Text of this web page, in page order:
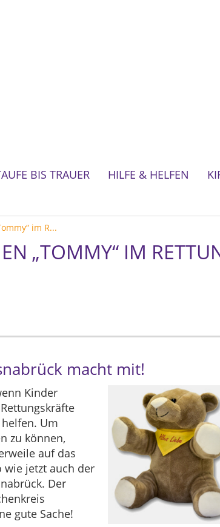
BIS TRAUER HILFE & HELFEN
im R...
„TOMMY“ IM
macht mit!
Kinder
Um
zu können,
auf das
wie jetzt auch der
Der
gute Sache!